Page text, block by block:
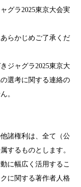
グラ2025東京大会実
らかじめご了承くだ
ジャグラ2025東京大
選考に関する連絡の
。
諸権利は、全て（公
するものとします。
に幅広く活用するこ
に関する著作者人格